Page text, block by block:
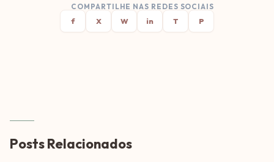
COMPARTILHE NAS REDES SOCIAIS
f
X W in T P
Posts Relacionados